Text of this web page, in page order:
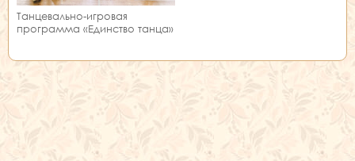
Танцевально-игровая
программа «Единство танца»